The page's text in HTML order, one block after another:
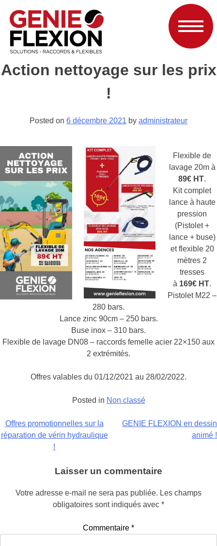
Action nettoyage sur les prix
!
Posted on 6 décembre 2021 by administrateur
Flexible de
lavage 20m à
89€ HT.
Kit complet
lance à haute
pression
(Pistolet +
lance + buse)
et flexible 20
mètres 2
tresses
à 169€ HT.
Pistolet M22 –
280 bars.
Lance zinc 90cm – 250 bars.
Buse inox – 310 bars.
Flexible de lavage DN08 – raccords femelle acier 22×150 aux
2 extrémités.
Offres valables du 01/12/2021 au 28/02/2022.
Posted in Non classé
Navigation
de
Offres promotionnelles sur la
réparation de vérin hydraulique
!
GENIE FLEXION en dessin
animé !
Laisser un commentaire
Votre adresse e-mail ne sera pas publiée. Les champs
obligatoires sont indiqués avec *
Commentaire *